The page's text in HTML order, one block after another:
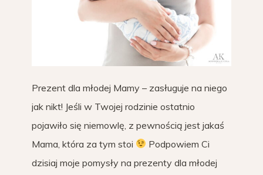
Prezent dla młodej Mamy – zasługuje na niego
jak nikt! Jeśli w Twojej rodzinie ostatnio
pojawiło się niemowlę, z pewnością jest jakaś
Mama, która za tym stoi
Podpowiem Ci
dzisiaj moje pomysły na prezenty dla młodej